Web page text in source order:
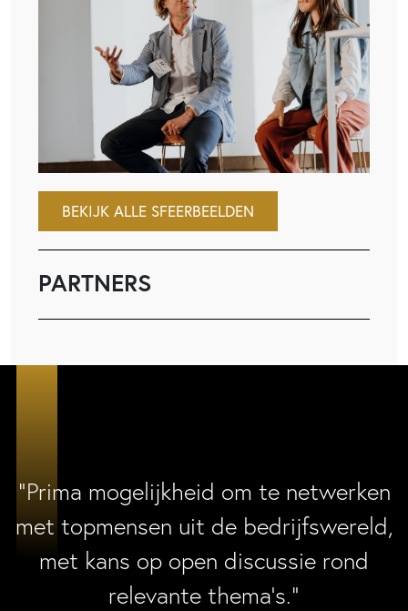
BEKIJK ALLE SFEERBEELDEN
PARTNERS
“Prima mogelijkheid om te netwerken
met topmensen uit de bedrijfswereld,
met kans op open discussie rond
relevante thema’s.”